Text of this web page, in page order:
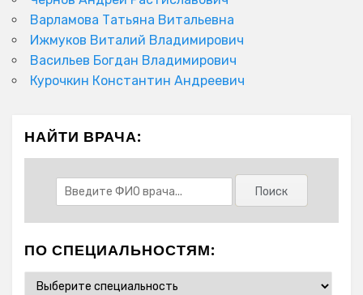
Варламова Татьяна Витальевна
Ижмуков Виталий Владимирович
Васильев Богдан Владимирович
Курочкин Константин Андреевич
НАЙТИ ВРАЧА:
ПО СПЕЦИАЛЬНОСТЯМ: